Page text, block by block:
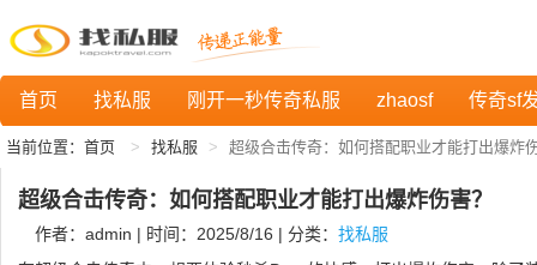
首页 找私服 刚开一秒传奇私服 zhaosf 传奇sf
当前位置： 首页 找私服 超级合击传奇：如何搭配职业才能打出爆炸
超级合击传奇：如何搭配职业才能打出爆炸伤害？
作者：admin | 时间：2025/8/16 | 分类： 找私服